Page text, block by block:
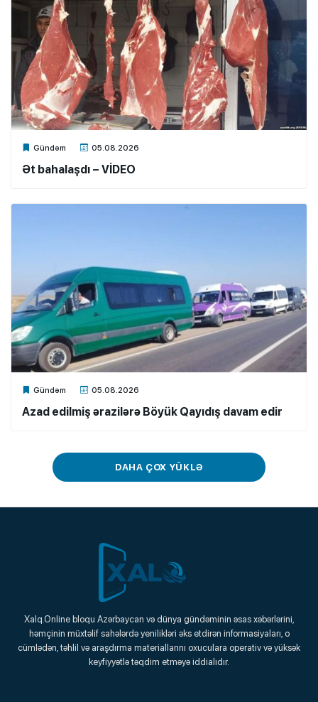
Gündəm 05.08.2026
Xalq.Online
Ət bahalaşdı – VİDEO
Gündəm 05.08.2026
Xalq.Online
Azad edilmiş ərazilərə Böyük Qayıdış davam edir
DAHA ÇOX YÜKLƏ
Xalq.Online
Onlayn Platforma
Xalq.Online bloqu Azərbaycan və dünya gündəminin əsas xəbərlərini,
həmçinin müxtəlif sahələrdə yenilikləri əks etdirən informasiyaları, o
cümlədən, təhlil və araşdırma materiallarını oxuculara operativ və yüksək
keyfiyyətlə təqdim etməyə iddialıdır.